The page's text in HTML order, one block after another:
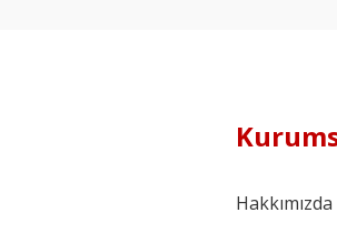
Hakkımızda